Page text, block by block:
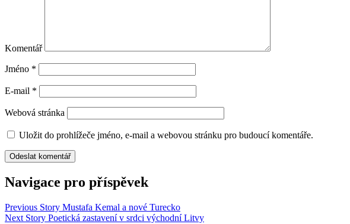
Komentář
Jméno *
E-mail *
Webová stránka
Uložit do prohlížeče jméno, e-mail a webovou stránku pro budoucí komentáře.
Navigace pro příspěvek
Previous Story Mustafa Kemal a nové Turecko
Next Story Poetická zastavení v srdci východní Litvy